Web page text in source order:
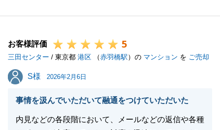
お客様評価 5
三田センター / 東京都 港区 （赤羽橋駅）の マンション を ご売却
S様
S様 2026年2月6日
事情を汲んでいただいて融通をつけていただいた
内見などの各段階において、メールなどの返信や各種